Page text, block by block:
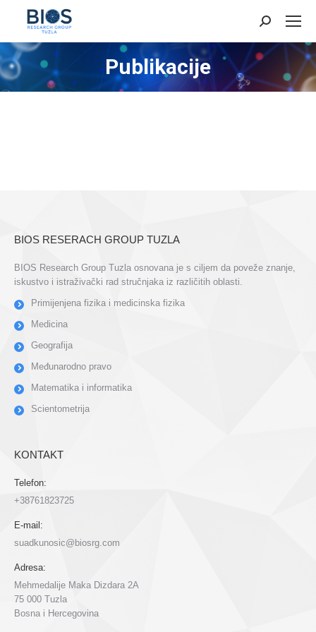
Search:
Publikacije
BIOS RESERACH GROUP TUZLA
BIOS Research Group Tuzla osnovana je s ciljem da poveže znanje,
iskustvo i istraživački rad stručnjaka iz različitih oblasti.
Primijenjena fizika i medicinska fizika
Medicina
Geografija
Međunarodno pravo
Matematika i informatika
Scientometrija
KONTAKT
Telefon:
+38761823725
E-mail:
suadkunosic@biosrg.com
Adresa:
Mehmedalije Maka Dizdara 2A
75 000 Tuzla
Bosna i Hercegovina